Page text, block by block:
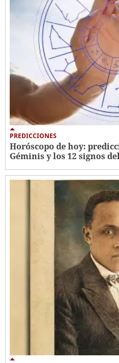
PREDICCIONES
Horóscopo de hoy:
Géminis y los 12 signos